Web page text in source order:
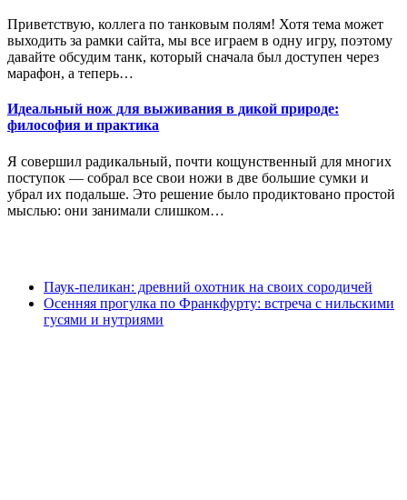
Приветствую, коллега по танковым полям! Хотя тема может
выходить за рамки сайта, мы все играем в одну игру, поэтому
давайте обсудим танк, который сначала был доступен через
марафон, а теперь…
Идеальный нож для выживания в дикой природе:
философия и практика
Я совершил радикальный, почти кощунственный для многих
поступок — собрал все свои ножи в две большие сумки и
убрал их подальше. Это решение было продиктовано простой
мыслью: они занимали слишком…
Паук-пеликан: древний охотник на своих сородичей
Осенняя прогулка по Франкфурту: встреча с нильскими
гусями и нутриями